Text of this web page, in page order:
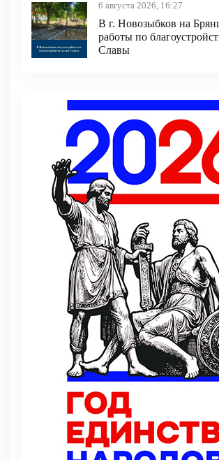
6 августа 2026, 16:27
В г. Новозыбков на
работы по
Славы